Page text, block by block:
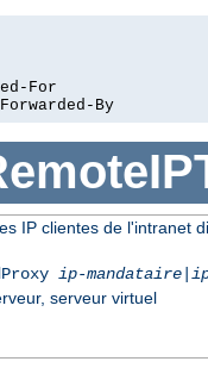
By
IP clientes de l'intranet
ip-mandataire|
serveur virtuel